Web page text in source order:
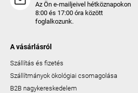
Az Ön e-mailjeivel hétköznapokon
8:00 és 17:00 óra között
foglalkozunk.
A vásárlásról
Szállítás és fizetés
Szállítmányok ökológiai csomagolása
B2B nagykereskedelem